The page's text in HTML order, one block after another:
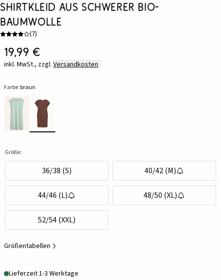
Shirtkleid aus schwerer Bio-
Baumwolle
(7)
19,99 €
inkl. MwSt., zzgl. Versandkosten
Farbe:braun
Größe:
36/38 (S) 40/42 (M)
44/46 (L) 48/50 (XL)
52/54 (XXL)
Größentabellen
Lieferzeit 1-3 Werktage